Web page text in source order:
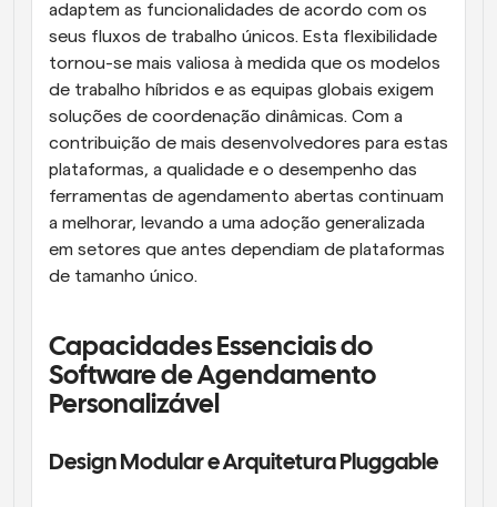
adaptem as funcionalidades de acordo com os
seus fluxos de trabalho únicos. Esta flexibilidade
tornou-se mais valiosa à medida que os modelos
de trabalho híbridos e as equipas globais exigem
soluções de coordenação dinâmicas. Com a
contribuição de mais desenvolvedores para estas
plataformas, a qualidade e o desempenho das
ferramentas de agendamento abertas continuam
a melhorar, levando a uma adoção generalizada
em setores que antes dependiam de plataformas
de tamanho único.
Capacidades Essenciais do
Software de Agendamento
Personalizável
Design Modular e Arquitetura Pluggable